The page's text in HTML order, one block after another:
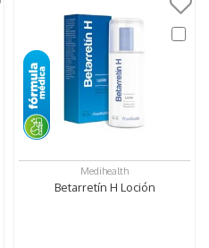
Medihealth
Betarretín H Loción